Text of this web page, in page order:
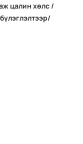
цалин хөлс /